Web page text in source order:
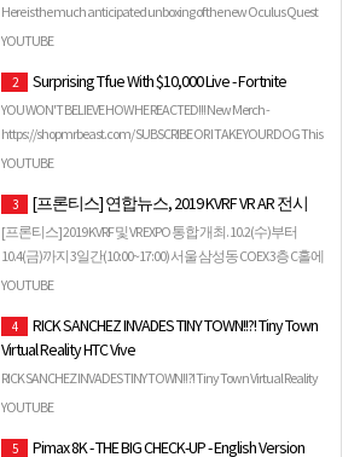
Here is the much anticipated unboxing of the new Oculus Quest
standalone Virtual Reality Headset from Oculus! Let's get …
YOUTUBE
2 Surprising Tfue With $10,000 Live - Fortnite
YOU WON'T BELIEVE HOW HE REACTED!!! New Merch -
https://shopmrbeast.com/ SUBSCRIBE OR I TAKE YOUR DOG This
is a continua…
YOUTUBE
3 [프론티스] 연합뉴스, 2019 KVRF VR AR 전시
[프론티스] 2019 KVRF 및 VR EXPO 통합 개최. 10.2(수)부터
10.4(금)까지 3일간(10:00~17:00) 서울 삼성동 COEX 3층 C홀에
서 진행했습니다. 프론티스에서는 ...
YOUTUBE
4
RICK SANCHEZ INVADES TINY TOWN!!?! Tiny Town
Virtual Reality HTC Vive
RICK SANCHEZ INVADES TINY TOWN!!?! Tiny Town Virtual Reality
HTC Vive The 8 Bit Ninja VR Subscribe For More Fun! http://…
YOUTUBE
5 Pimax 8K - THE BIG CHECK-UP - English Version